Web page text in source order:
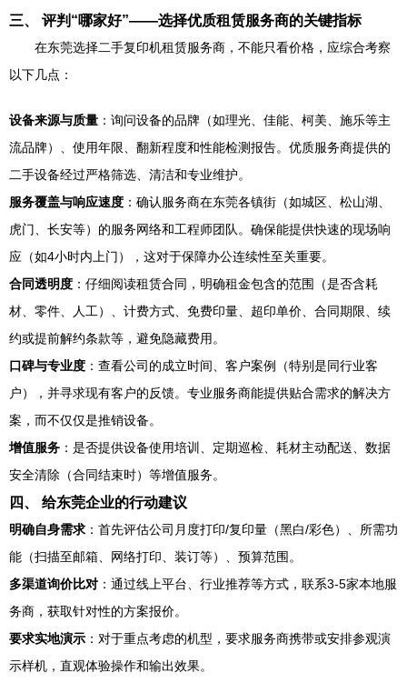
三、 评判“哪家好”——选择优质租赁服务商的关键指标
在东莞选择二手复印机租赁服务商，不能只看价格，应综合考察
以下几点：
设备来源与质量 ：询问设备的品牌（如理光、佳能、柯美、施乐等主
流品牌）、使用年限、翻新程度和性能检测报告。优质服务商提供的
二手设备经过严格筛选、清洁和专业维护。
服务覆盖与响应速度 ：确认服务商在东莞各镇街（如城区、松山湖、
虎门、长安等）的服务网络和工程师团队。确保能提供快速的现场响
应（如4小时内上门），这对于保障办公连续性至关重要。
合同透明度 ：仔细阅读租赁合同，明确租金包含的范围（是否含耗
材、零件、人工）、计费方式、免费印量、超印单价、合同期限、续
约或提前解约条款等，避免隐藏费用。
口碑与专业度 ：查看公司的成立时间、客户案例（特别是同行业客
户），并寻求现有客户的反馈。专业服务商能提供贴合需求的解决方
案，而不仅仅是推销设备。
增值服务 ：是否提供设备使用培训、定期巡检、耗材主动配送、数据
安全清除（合同结束时）等增值服务。
四、 给东莞企业的行动建议
明确自身需求 ：首先评估公司月度打印/复印量（黑白/彩色）、所需功
能（扫描至邮箱、网络打印、装订等）、预算范围。
多渠道询价比对 ：通过线上平台、行业推荐等方式，联系3-5家本地服
务商，获取针对性的方案报价。
要求实地演示 ：对于重点考虑的机型，要求服务商携带或安排参观演
示样机，直观体验操作和输出效果。